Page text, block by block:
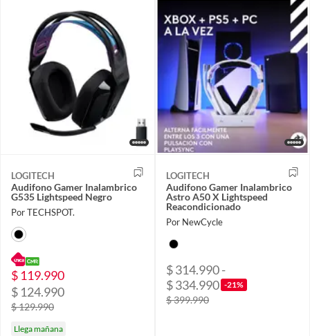
LOGITECH
Audifono Gamer Inalambrico
G535 Lightspeed Negro
Por TECHSPOT.
$ 119.990
$ 124.990
$ 129.990
Llega mañana
LOGITECH
Audifono Gamer Inalambrico
Astro A50 X Lightspeed
Reacondicionado
Por NewCycle
$ 314.990 -
$ 334.990 -21%
$ 399.990